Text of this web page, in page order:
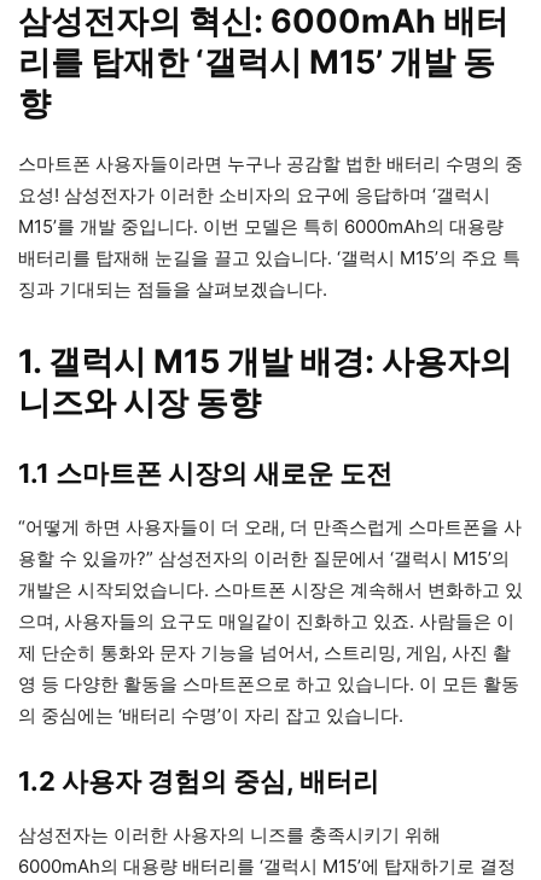
삼성전자의 혁신: 6000mAh 배터
리를 탑재한 ‘갤럭시 M15’ 개발 동
향
스마트폰 사용자들이라면 누구나 공감할 법한 배터리 수명의 중
요성! 삼성전자가 이러한 소비자의 요구에 응답하며 ‘갤럭시
M15’를 개발 중입니다. 이번 모델은 특히 6000mAh의 대용량
배터리를 탑재해 눈길을 끌고 있습니다. ‘갤럭시 M15’의 주요 특
징과 기대되는 점들을 살펴보겠습니다.
1. 갤럭시 M15 개발 배경: 사용자의
니즈와 시장 동향
1.1 스마트폰 시장의 새로운 도전
“어떻게 하면 사용자들이 더 오래, 더 만족스럽게 스마트폰을 사
용할 수 있을까?” 삼성전자의 이러한 질문에서 ‘갤럭시 M15’의
개발은 시작되었습니다. 스마트폰 시장은 계속해서 변화하고 있
으며, 사용자들의 요구도 매일같이 진화하고 있죠. 사람들은 이
제 단순히 통화와 문자 기능을 넘어서, 스트리밍, 게임, 사진 촬
영 등 다양한 활동을 스마트폰으로 하고 있습니다. 이 모든 활동
의 중심에는 ‘배터리 수명’이 자리 잡고 있습니다.
1.2 사용자 경험의 중심, 배터리
삼성전자는 이러한 사용자의 니즈를 충족시키기 위해
6000mAh의 대용량 배터리를 ‘갤럭시 M15’에 탑재하기로 결정